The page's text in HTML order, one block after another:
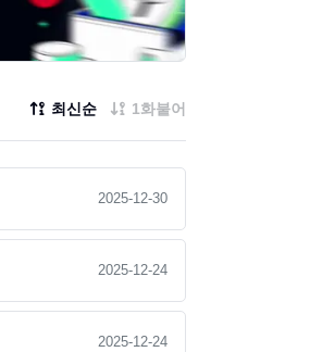
최신순 1화붙어
2025-12-30
2025-12-24
2025-12-24